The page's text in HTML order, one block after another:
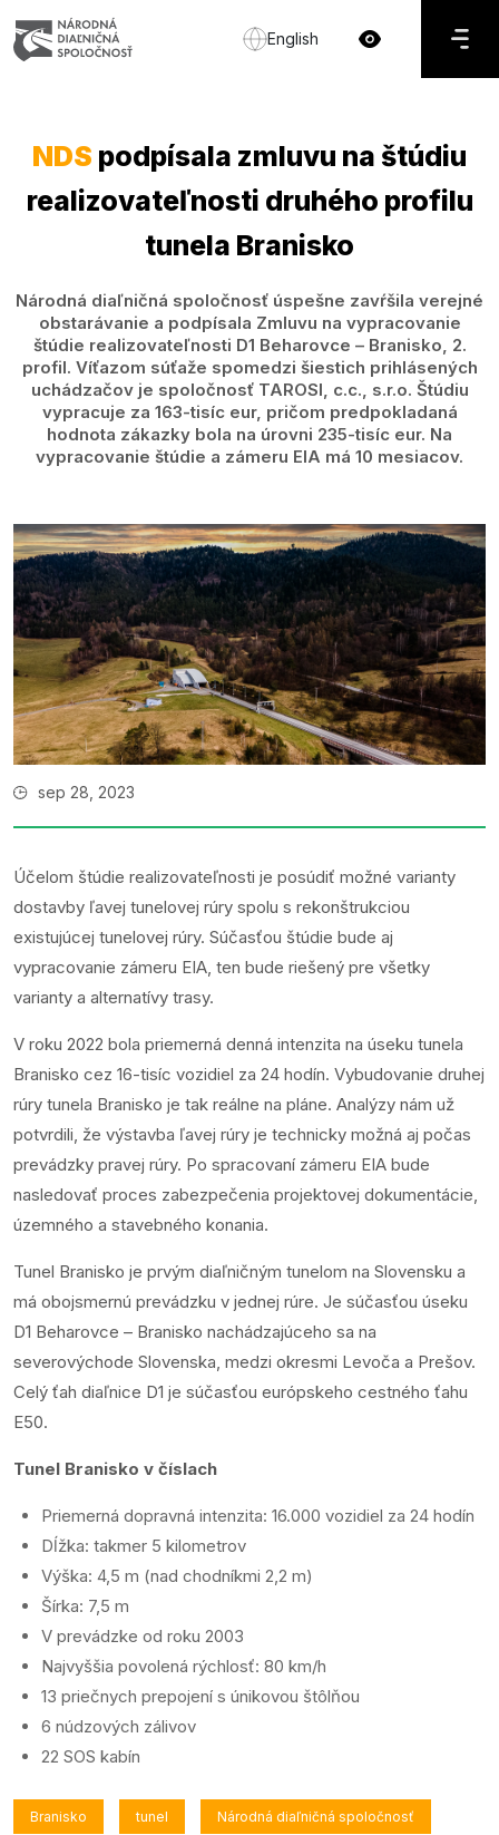
English
NDS podpísala zmluvu na štúdiu
realizovateľnosti druhého profilu
tunela Branisko
Národná diaľničná spoločnosť úspešne zavŕšila verejné
obstarávanie a podpísala Zmluvu na vypracovanie
štúdie realizovateľnosti D1 Beharovce – Branisko, 2.
profil. Víťazom súťaže spomedzi šiestich prihlásených
uchádzačov je spoločnosť TAROSI, c.c., s.r.o. Štúdiu
vypracuje za 163-tisíc eur, pričom predpokladaná
hodnota zákazky bola na úrovni 235-tisíc eur. Na
vypracovanie štúdie a zámeru EIA má 10 mesiacov.
sep 28, 2023
Účelom štúdie realizovateľnosti je posúdiť možné varianty
dostavby ľavej tunelovej rúry spolu s rekonštrukciou
existujúcej tunelovej rúry. Súčasťou štúdie bude aj
vypracovanie zámeru EIA, ten bude riešený pre všetky
varianty a alternatívy trasy.
V roku 2022 bola priemerná denná intenzita na úseku tunela
Branisko cez 16-tisíc vozidiel za 24 hodín. Vybudovanie druhej
rúry tunela Branisko je tak reálne na pláne. Analýzy nám už
potvrdili, že výstavba ľavej rúry je technicky možná aj počas
prevádzky pravej rúry. Po spracovaní zámeru EIA bude
nasledovať proces zabezpečenia projektovej dokumentácie,
územného a stavebného konania.
Tunel Branisko je prvým diaľničným tunelom na Slovensku a
má obojsmernú prevádzku v jednej rúre. Je súčasťou úseku
D1 Beharovce – Branisko nachádzajúceho sa na
severovýchode Slovenska, medzi okresmi Levoča a Prešov.
Celý ťah diaľnice D1 je súčasťou európskeho cestného ťahu
E50.
Tunel Branisko v číslach
Priemerná dopravná intenzita: 16.000 vozidiel za 24 hodín
Dĺžka: takmer 5 kilometrov
Výška: 4,5 m (nad chodníkmi 2,2 m)
Šírka: 7,5 m
V prevádzke od roku 2003
Najvyššia povolená rýchlosť: 80 km/h
13 priečnych prepojení s únikovou štôlňou
6 núdzových zálivov
22 SOS kabín
Branisko tunel Národná diaľničná spoločnosť